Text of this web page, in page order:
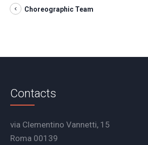
Choreographic Team
Contacts
via Clementino Vannetti, 15
Roma 00139